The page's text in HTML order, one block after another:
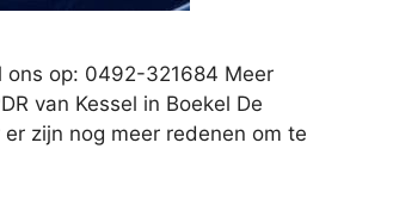
ons op: 0492-321684 Meer
van Kessel in Boekel De
zijn nog meer redenen om te